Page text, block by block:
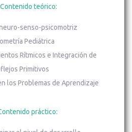
teórico:
senso-psicomotriz
Pediátrica
Rítmicos e Integración de
Primitivos
los Problemas de Aprendizaje
práctico: